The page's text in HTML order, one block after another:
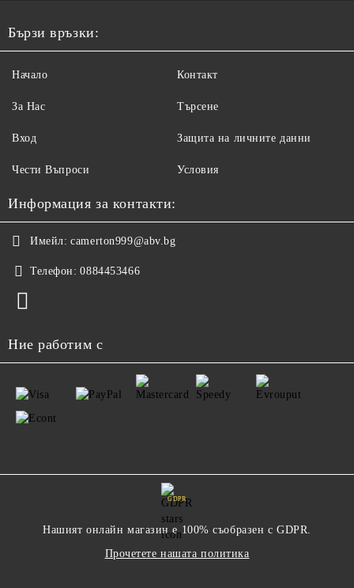
Бързи връзки:
Начало
За Нас
Вход
Чести Въпроси
Контакт
Търсене
Защита на личните данни
Условия
Информация за контакти:
Имейл: camerton999@abv.bg
Телефон: 0884453466
Ние работим с
GDPR
Нашият онлайн магазин е 100% съобразен с GDPR.
Прочетете нашата политика